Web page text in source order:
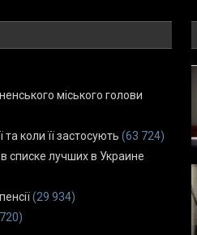
міського голови
коли її застосують (63 724)
списке лучших в Украине
(29 934)